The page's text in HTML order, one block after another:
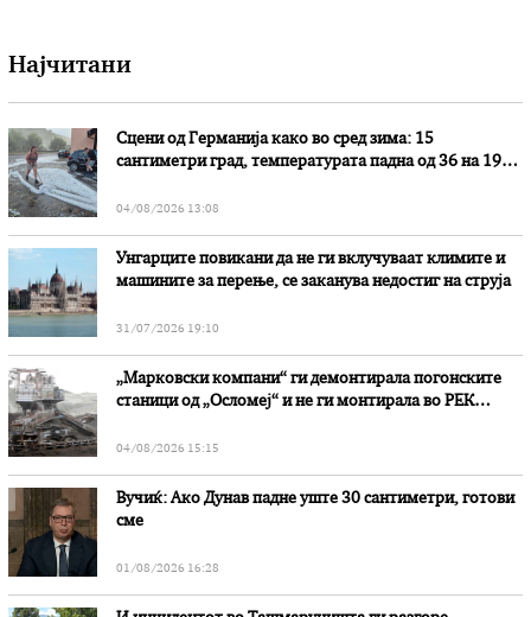
Најчитани
Сцени од Германија како во сред зима: 15
сантиметри град, температурата падна од 36 на 19
04/08/2026 13:08
Унгарците повикани да не ги вклучуваат климите и
машините за перење, се заканува недостиг на струја
31/07/2026 19:10
„Марковски компани“ ги демонтирала погонските
станици од „Осломеј“ и не ги монтирала во РЕК
04/08/2026 15:15
Вучиќ: Ако Дунав падне уште 30 сантиметри, готови
сме
01/08/2026 16:28